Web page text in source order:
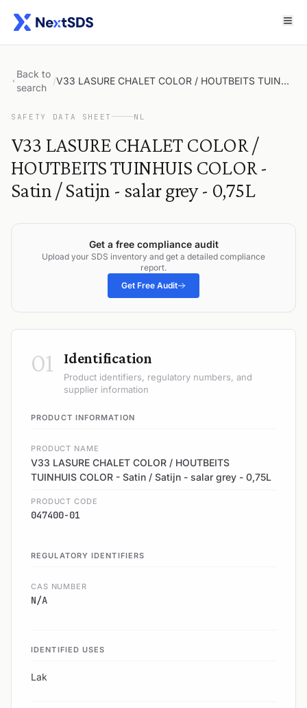
Back to
search
/ V33 LASURE CHALET COLOR / HOUTBEITS TUINHUIS COLOR - Satin / Satijn - salar grey - 0,75L
SAFETY DATA SHEET NL
V33 LASURE CHALET COLOR /
HOUTBEITS TUINHUIS COLOR -
Satin / Satijn - salar grey - 0,75L
Get a free compliance audit
Upload your SDS inventory and get a detailed compliance
report.
Get Free Audit
01 Identification
Product identifiers, regulatory numbers, and
supplier information
PRODUCT INFORMATION
PRODUCT NAME
V33 LASURE CHALET COLOR / HOUTBEITS
TUINHUIS COLOR - Satin / Satijn - salar grey - 0,75L
PRODUCT CODE
047400-01
REGULATORY IDENTIFIERS
CAS NUMBER
N/A
IDENTIFIED USES
Lak